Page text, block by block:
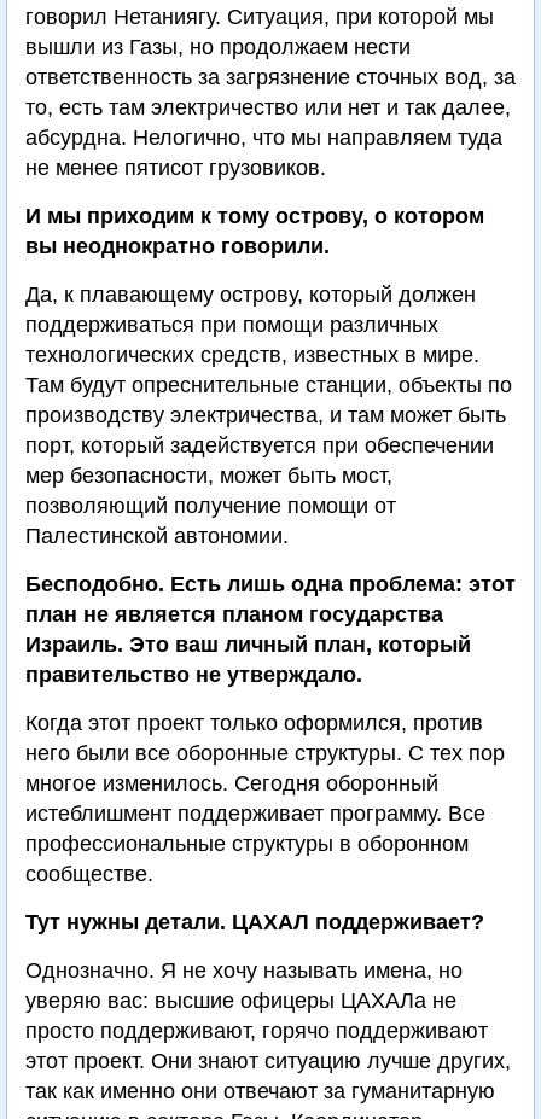
говорил Нетаниягу. Ситуация, при которой мы
вышли из Газы, но продолжаем нести
ответственность за загрязнение сточных вод, за
то, есть там электричество или нет и так далее,
абсурдна. Нелогично, что мы направляем туда
не менее пятисот грузовиков.
И мы приходим к тому острову, о котором
вы неоднократно говорили.
Да, к плавающему острову, который должен
поддерживаться при помощи различных
технологических средств, известных в мире.
Там будут опреснительные станции, объекты по
производству электричества, и там может быть
порт, который задействуется при обеспечении
мер безопасности, может быть мост,
позволяющий получение помощи от
Палестинской автономии.
Бесподобно. Есть лишь одна проблема: этот
план не является планом государства
Израиль. Это ваш личный план, который
правительство не утверждало.
Когда этот проект только оформился, против
него были все оборонные структуры. С тех пор
многое изменилось. Сегодня оборонный
истеблишмент поддерживает программу. Все
профессиональные структуры в оборонном
сообществе.
Тут нужны детали. ЦАХАЛ поддерживает?
Однозначно. Я не хочу называть имена, но
уверяю вас: высшие офицеры ЦАХАЛа не
просто поддерживают, горячо поддерживают
этот проект. Они знают ситуацию лучше других,
так как именно они отвечают за гуманитарную